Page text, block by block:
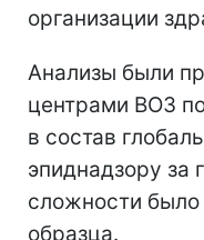
организации
Анализы были
центрами ВОЗ
в состав
эпиднадзору за
сложности было
образца.